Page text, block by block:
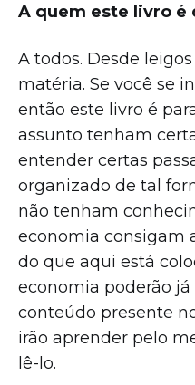
A quem este livro é
A todos. Desde
matéria. Se você se
então este livro é
assunto tenham
entender certas
organizado de tal
não tenham
economia consigam
do que aqui está
economia poderão
conteúdo presente
irão aprender pelo
lê-lo.